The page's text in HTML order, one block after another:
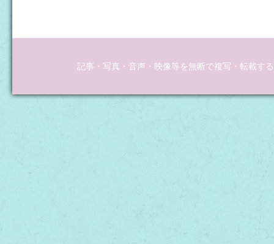
記事・写真・音声・映像等を無断で複写・転載